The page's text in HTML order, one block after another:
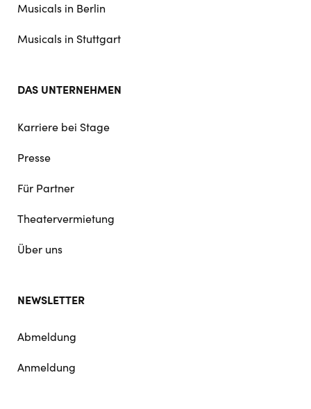
Musicals in Berlin
Musicals in Stuttgart
DAS UNTERNEHMEN
Karriere bei Stage
Presse
Für Partner
Theatervermietung
Über uns
NEWSLETTER
Abmeldung
Anmeldung